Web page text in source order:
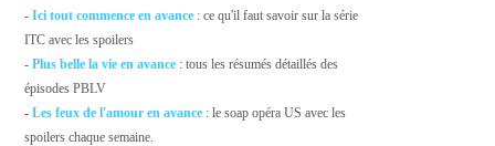
-Ici tout commence en avance : ce qu'il faut savoir sur la série
ITC avec les spoilers
- Plus belle la vie en avance : tous les résumés détaillés des
épisodes PBLV
-Les feux de l'amour en avance : le soap opéra US avec les
spoilers chaque semaine.